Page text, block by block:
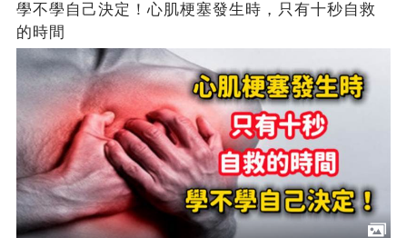
學不學自己決定！心肌梗塞發生時，只有十秒自救
的時間